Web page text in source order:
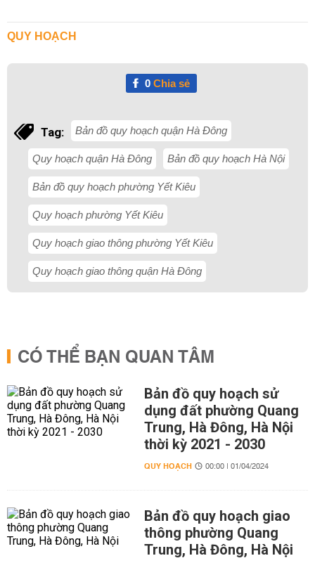
QUY HOẠCH
0Chia sẻ
Tag: Bản đồ quy hoạch quận Hà Đông
Quy hoạch quận Hà Đông Bản đồ quy hoạch Hà Nội
Bản đồ quy hoạch phường Yết Kiêu
Quy hoạch phường Yết Kiêu
Quy hoạch giao thông phường Yết Kiêu
Quy hoạch giao thông quận Hà Đông
CÓ THỂ BẠN QUAN TÂM
Bản đồ quy hoạch sử
dụng đất phường Quang
Trung, Hà Đông, Hà Nội
thời kỳ 2021 - 2030
QUY HOẠCH 00:00 | 01/04/2024
Bản đồ quy hoạch giao
thông phường Quang
Trung, Hà Đông, Hà Nội